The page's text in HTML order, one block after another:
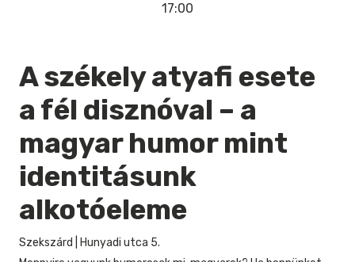
17:00
A székely atyafi esete
a fél disznóval – a
magyar humor mint
identitásunk
alkotóeleme
Szekszárd
Hunyadi utca 5.